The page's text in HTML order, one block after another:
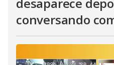
conversando